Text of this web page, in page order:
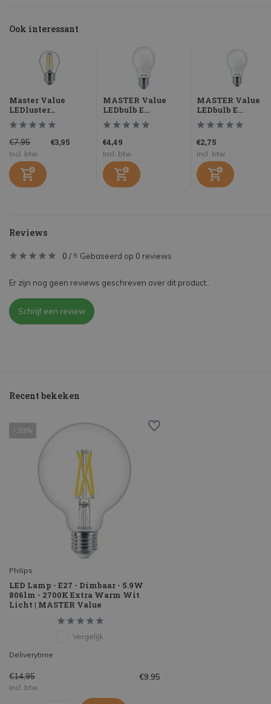
Ook interessant
Master Value
LEDluster...
€7,95 €3,95
Incl. btw
MASTER Value
LEDbulb E...
€4,49
Incl. btw
MASTER Value
LEDbulb E...
€2,75
Incl. btw
Reviews
0 / 5 Gebaseerd op 0 reviews
Er zijn nog geen reviews geschreven over dit product..
Schrijf een review
Recent bekeken
- 33%
Philips
LED Lamp - E27 - Dimbaar - 5.9W
806lm - 2700K Extra Warm Wit
Licht | MASTER Value
Vergelijk
Deliverytime
€14,95 €9,95
Incl. btw